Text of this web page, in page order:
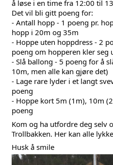
å løse i en time fra 12:00 til
Det vil bli gitt poeng for:
- Antall hopp - 1 poeng pr.
hopp i 20m og 35m
- Hoppe uten hoppdress - 2
poeng om hopperen kler seg
- Slå ballong - 5 poeng for å
10m, men alle kan gjøre det)
- Lage rare lyder i et langt
poeng
- Hoppe kort 5m (1m), 10m
poeng
Kom og ha utfordre deg selv
Trollbakken. Her kan alle
Husk å smile